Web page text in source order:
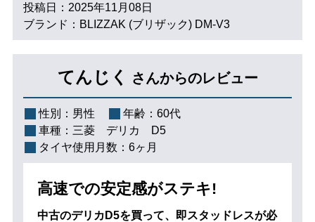
投稿日：2025年11月08日
ブランド：BLIZZAK (ブリザック) DM-V3
てんじく さんからのレビュー
性別： 男性 年齢： 60代
車種： 三菱 デリカ D5
タイヤ使用月数： 6ヶ月
高速での安定感がステキ!
中古のデリカD5を買って、即スタッドレスが必